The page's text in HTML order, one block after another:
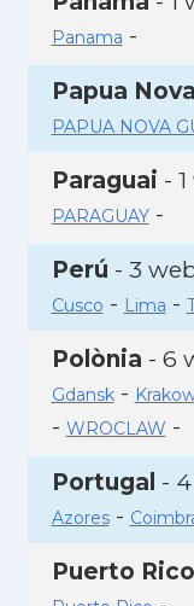
Panama -
Papua
PAPUA NOVA
Paraguai -
PARAGUAY-
Perú - 3
Cusco - Lima -
Polònia - 6
Gdansk-
- WROCLAW -
Portugal -
Azores-
Puerto Rico